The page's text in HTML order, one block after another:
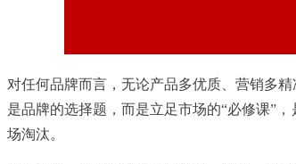
对任何品牌而言，无论产品多优质、营销多
是品牌的选择题，而是立足市场的“必修课”
场淘汰。